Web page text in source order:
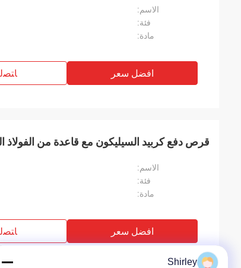
الاسم:
فئة:
مادة:
افضل سعر
قرص دفع كربيد السيليكون مع قاعدة من الفولاذ
الاسم:
فئة:
مادة:
افضل سعر
Shirley